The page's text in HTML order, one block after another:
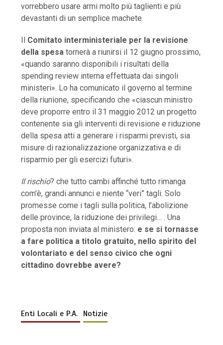
vorrebbero usare armi molto più taglienti e più
devastanti di un semplice machete.
Il Comitato interministeriale per la revisione
della spesa tornerà a riunirsi il 12 giugno prossimo,
«quando saranno disponibili i risultati della
spending review interna effettuata dai singoli
ministeri». Lo ha comunicato il governo al termine
della riunione, specificando che «ciascun ministro
deve proporre entro il 31 maggio 2012 un progetto
contenente sia gli interventi di revisione e riduzione
della spesa atti a generare i risparmi previsti, sia
misure di razionalizzazione organizzativa e di
risparmio per gli esercizi futuri».
Il rischio? che tutto cambi affinché tutto rimanga
com’è, grandi annunci e niente “veri” tagli. Solo
promesse come i tagli sulla politica, l’abolizione
delle province, la riduzione dei privilegi… . Una
proposta non inviata al ministero: e se si tornasse
a fare politica a titolo gratuito, nello spirito del
volontariato e del senso civico che ogni
cittadino dovrebbe avere?
Enti Locali e P.A. Notizie